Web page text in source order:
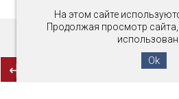
На этом сайте
Продолжая просмотр
Ok
СРАВНЕНИЕ
Copyright